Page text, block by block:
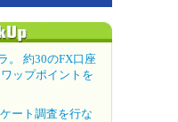
。 約30のFX口座
ップポイントを
ート調査を行な